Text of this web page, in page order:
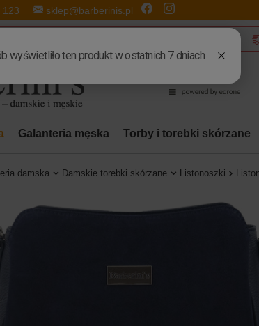
sklep@barberinis.pl
Galanteria męska Torby i torebki skórzane
damska Damskie torebki skórzane Listonoszki